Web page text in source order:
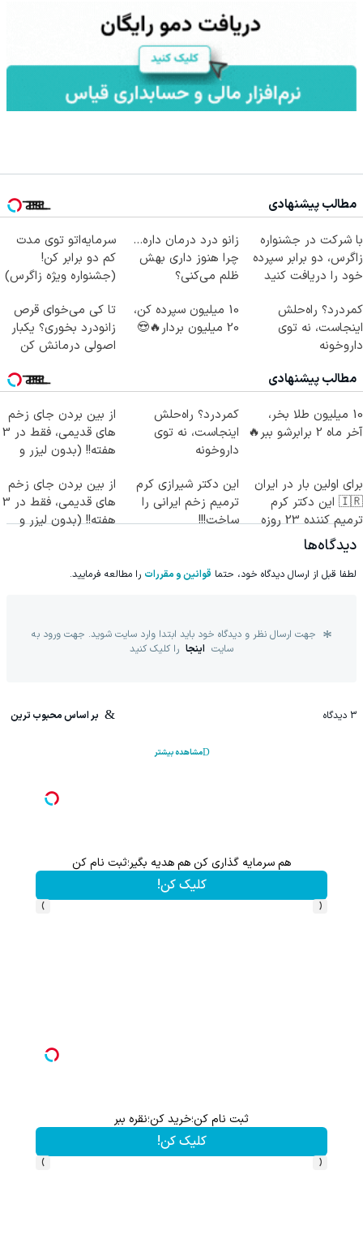
مطالب پیشنهادی
با شرکت در جشنواره
زاگرس، دو برابر سپرده
خود را دریافت کنید
زانو درد درمان داره…
چرا هنوز داری بهش
ظلم می‌کنی؟
سرمایه‌اتو توی مدت
کم دو برابر کن!
(جشنواره ویژه زاگرس)
کمردرد؟ راه‌حلش
اینجاست، نه توی
داروخونه
10 میلیون سپرده کن،
20 میلیون بردار🔥😍
تا کی می‌خوای قرص
زانودرد بخوری؟ یکبار
اصولی درمانش کن
مطالب پیشنهادی
10 میلیون طلا بخر،
آخر ماه 2 برابرشو ببر🔥
کمردرد؟ راه‌حلش
اینجاست، نه توی
داروخونه
از بین بردن جای زخم
های قدیمی، فقط در 3
هفته!! (بدون لیزر و
برای اولین بار در ایران
🇮🇷 این دکتر کرم
ترمیم کننده 23 روزه
ساخت!
این دکتر شیرازی کرم
ترمیم زخم ایرانی را
ساخت!!!
از بین بردن جای زخم
های قدیمی، فقط در 3
هفته!! (بدون لیزر و
دیدگاه‌ها
لطفا قبل از ارسال دیدگاه خود، حتما قوانین و مقررات را مطالعه فرمایید.
جهت ارسال نظر و دیدگاه خود باید ابتدا وارد سایت شوید. جهت ورود به
سایت اینجا را کلیک کنید
3 دیدگاه بر اساس محبوب ترین
مشاهده بیشتر
هم سرمایه گذاری کن هم هدیه بگیر؛ثبت نام کن
کلیک کن!
‹
›
ثبت نام کن؛خرید کن؛نقره ببر
کلیک کن!
‹
›